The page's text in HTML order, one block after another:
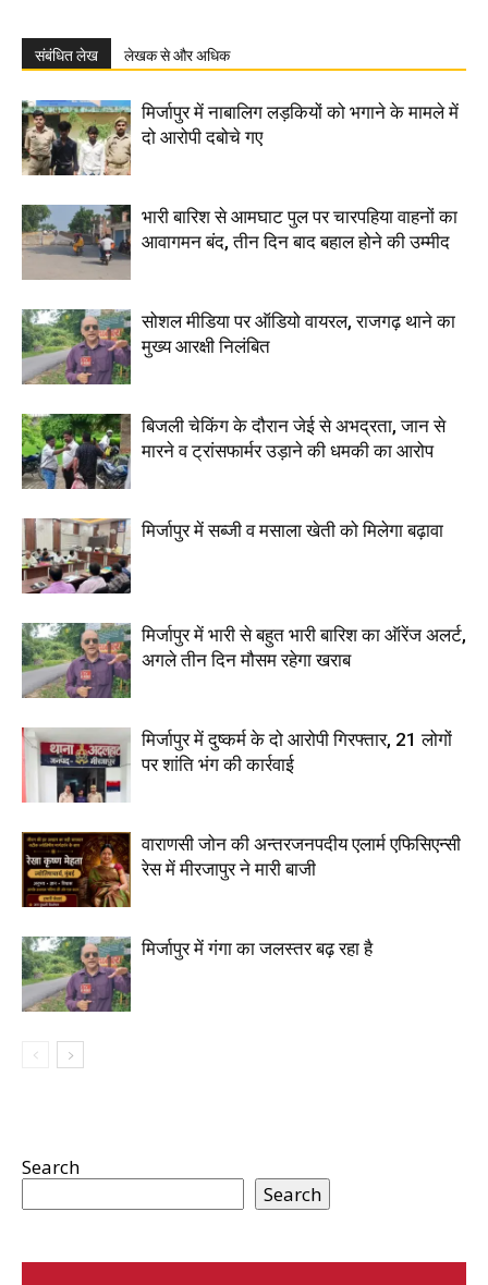
संबंधित लेख लेखक से और अधिक
मिर्जापुर में नाबालिग लड़कियों को भगाने के मामले में
दो आरोपी दबोचे गए
भारी बारिश से आमघाट पुल पर चारपहिया वाहनों का
आवागमन बंद, तीन दिन बाद बहाल होने की उम्मीद
सोशल मीडिया पर ऑडियो वायरल, राजगढ़ थाने का
मुख्य आरक्षी निलंबित
बिजली चेकिंग के दौरान जेई से अभद्रता, जान से
मारने व ट्रांसफार्मर उड़ाने की धमकी का आरोप
मिर्जापुर में सब्जी व मसाला खेती को मिलेगा बढ़ावा
मिर्जापुर में भारी से बहुत भारी बारिश का ऑरेंज अलर्ट,
अगले तीन दिन मौसम रहेगा खराब
मिर्जापुर में दुष्कर्म के दो आरोपी गिरफ्तार, 21 लोगों
पर शांति भंग की कार्रवाई
वाराणसी जोन की अन्तरजनपदीय एलार्म एफिसिएन्सी
रेस में मीरजापुर ने मारी बाजी
मिर्जापुर में गंगा का जलस्तर बढ़ रहा है
Search
Search